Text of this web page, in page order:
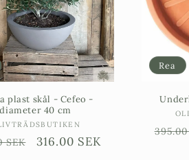
plast skål - Cefeo -
diameter 40 cm
Säljare:
SEK Försäljningspris
316.00 SEK
Rea
395.00